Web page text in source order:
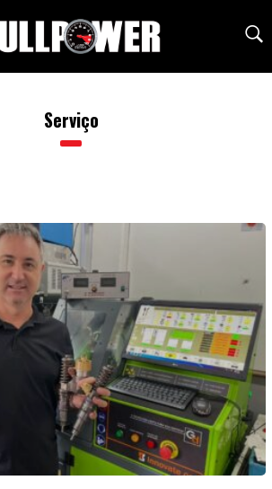
Serviço